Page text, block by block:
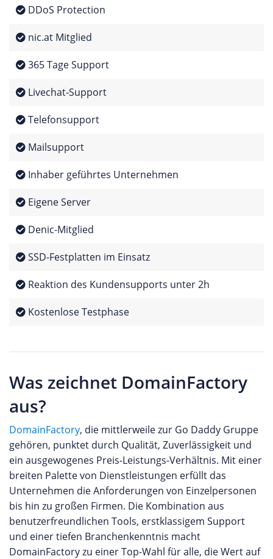
DDoS Protection
nic.at Mitglied
365 Tage Support
Livechat-Support
Telefonsupport
Mailsupport
Inhaber geführtes Unternehmen
Eigene Server
Denic-Mitglied
SSD-Festplatten im Einsatz
Reaktion des Kundensupports unter 2h
Kostenlose Testphase
Was zeichnet DomainFactory
aus?
DomainFactory, die mittlerweile zur Go Daddy Gruppe
gehören, punktet durch Qualität, Zuverlässigkeit und
ein ausgewogenes Preis-Leistungs-Verhältnis. Mit einer
breiten Palette von Dienstleistungen erfüllt das
Unternehmen die Anforderungen von Einzelpersonen
bis hin zu großen Firmen. Die Kombination aus
benutzerfreundlichen Tools, erstklassigem Support
und einer tiefen Branchenkenntnis macht
DomainFactory zu einer Top-Wahl für alle, die Wert auf